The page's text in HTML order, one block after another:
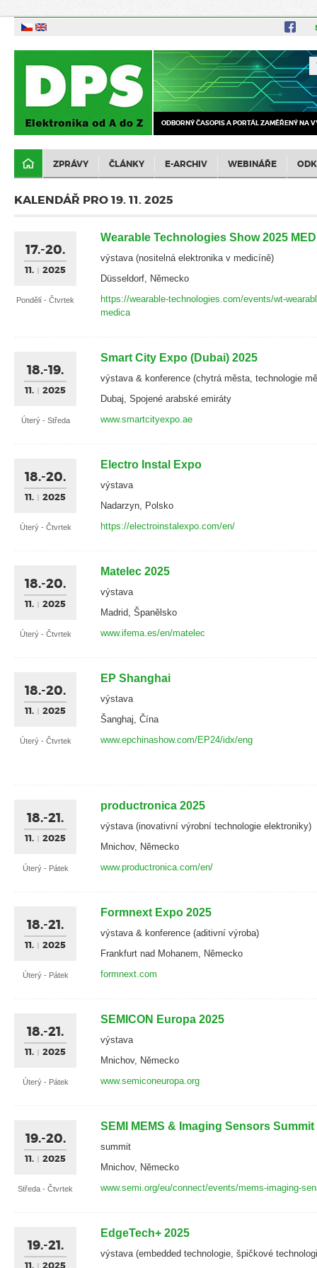
ODBORNÝ ČASOPIS A PORTÁL ZAMĚŘENÝ NA
ZPRÁVY ČLÁNKY E-ARCHIV WEBINÁŘE
KALENDÁŘ PRO 19. 11. 2025
17.-20.
11. 2025
Pondělí - Čtvrtek
Wearable Technologies Show 2025
výstava (nositelná elektronika v medicíně)
Düsseldorf, Německo
https://wearable-technologies.com/events/wt-
medica
18.-19.
11. 2025
Úterý - Středa
Smart City Expo (Dubai) 2025
výstava & konference (chytrá města, technologie
Dubaj, Spojené arabské emiráty
www.smartcityexpo.ae
18.-20.
11. 2025
Úterý - Čtvrtek
Electro Instal Expo
výstava
Nadarzyn, Polsko
https://electroinstalexpo.com/en/
18.-20.
11. 2025
Úterý - Čtvrtek
Matelec 2025
výstava
Madrid, Španělsko
www.ifema.es/en/matelec
18.-20.
11. 2025
Úterý - Čtvrtek
EP Shanghai
výstava
Šanghaj, Čína
www.epchinashow.com/EP24/idx/eng
18.-21.
11. 2025
Úterý - Pátek
productronica 2025
výstava (inovativní výrobní technologie elektroniky)
Mnichov, Německo
www.productronica.com/en/
18.-21.
11. 2025
Úterý - Pátek
Formnext Expo 2025
výstava & konference (aditivní výroba)
Frankfurt nad Mohanem, Německo
formnext.com
18.-21.
11. 2025
Úterý - Pátek
SEMICON Europa 2025
výstava
Mnichov, Německo
www.semiconeuropa.org
19.-20.
11. 2025
Středa - Čtvrtek
SEMI MEMS & Imaging Sensors Summit
summit
Mnichov, Německo
www.semi.org/eu/connect/events/mems-imaging-
19.-21.
11. 2025
EdgeTech+ 2025
výstava (embedded technologie, špičkové